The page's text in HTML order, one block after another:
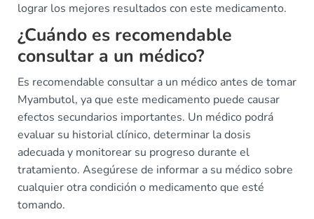
lograr los mejores resultados con este medicamento.
¿Cuándo es recomendable
consultar a un médico?
Es recomendable consultar a un médico antes de tomar
Myambutol, ya que este medicamento puede causar
efectos secundarios importantes. Un médico podrá
evaluar su historial clínico, determinar la dosis
adecuada y monitorear su progreso durante el
tratamiento. Asegúrese de informar a su médico sobre
cualquier otra condición o medicamento que esté
tomando.